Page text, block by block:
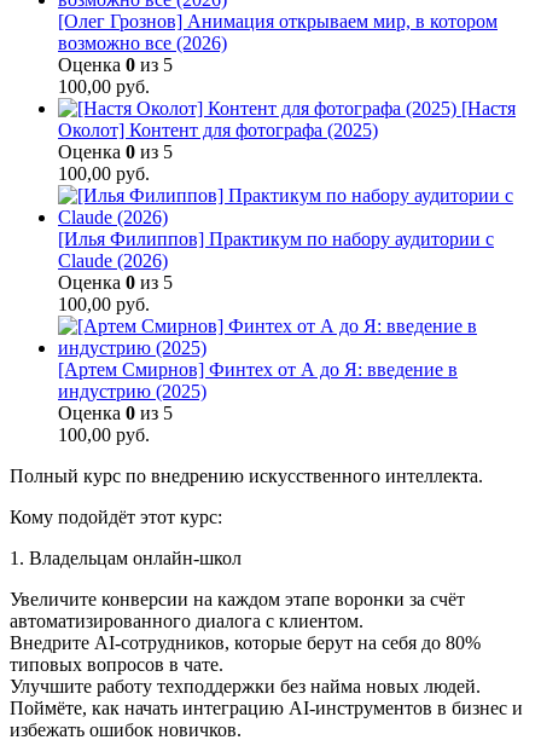
[Олег Грознов] Анимация открываем мир, в котором
возможно все (2026)
Оценка 0 из 5
100,00 руб.
[Настя
Околот] Контент для фотографа (2025)
Оценка 0 из 5
100,00 руб.
[Илья Филиппов] Практикум по набору аудитории с
Claude (2026)
Оценка 0 из 5
100,00 руб.
[Артем Смирнов] Финтех от А до Я: введение в
индустрию (2025)
Оценка 0 из 5
100,00 руб.
Полный курс по внедрению искусственного интеллекта.
Кому подойдёт этот курс:
1. Владельцам онлайн‑школ
Увеличите конверсии на каждом этапе воронки за счёт
автоматизированного диалога с клиентом.
Внедрите AI-сотрудников, которые берут на себя до 80%
типовых вопросов в чате.
Улучшите работу техподдержки без найма новых людей.
Поймёте, как начать интеграцию AI-инструментов в бизнес и
избежать ошибок новичков.